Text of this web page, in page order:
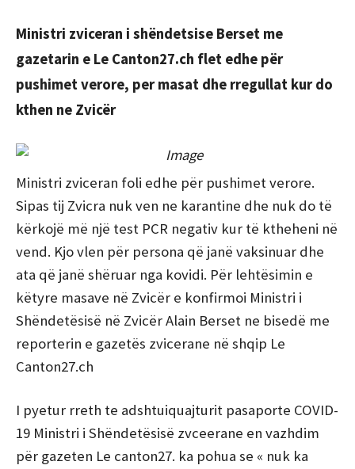
Ministri zviceran i shëndetsise Berset me
gazetarin e Le Canton27.ch flet edhe për
pushimet verore, per masat dhe rregullat kur do
kthen ne Zvicër
Ministri zviceran foli edhe për pushimet verore.
Sipas tij Zvicra nuk ven ne karantine dhe nuk do të
kërkojë më një test PCR negativ kur të ktheheni në
vend. Kjo vlen për persona që janë vaksinuar dhe
ata që janë shëruar nga kovidi. Për lehtësimin e
këtyre masave në Zvicër e konfirmoi Ministri i
Shëndetësisë në Zvicër Alain Berset ne bisedë me
reporterin e gazetës zvicerane në shqip Le
Canton27.ch
I pyetur rreth te adshtuiquajturit pasaporte COVID-
19 Ministri i Shëndetësisë zvceerane en vazhdim
për gazeten Le canton27. ka pohua se « nuk ka